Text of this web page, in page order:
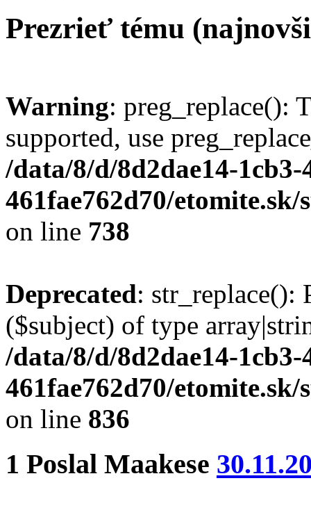
Prezrieť tému
Warning: preg_replace():
supported, use
/data/8/d/8d2dae14-1cb3-
461fae762d70/
on line 738
Deprecated: str_replace():
($subject) of type
/data/8/d/8d2dae14-1cb3-
461fae762d70/
on line 836
1 Poslal Maakese